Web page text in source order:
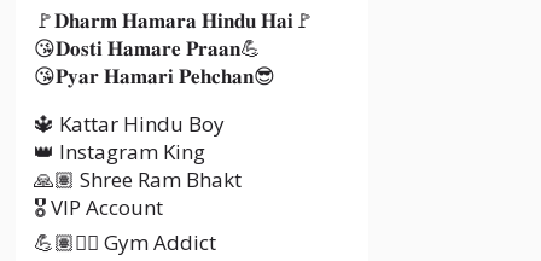
🚩𝐃𝐡𝐚𝐫𝐦 𝐇𝐚𝐦𝐚𝐫𝐚 𝐇𝐢𝐧𝐝𝐮 𝐇𝐚𝐢🚩
😘𝐃𝐨𝐬𝐭𝐢 𝐇𝐚𝐦𝐚𝐫𝐞 𝐏𝐫𝐚𝐚𝐧💪
😘𝐏𝐲𝐚𝐫 𝐇𝐚𝐦𝐚𝐫𝐢 𝐏𝐞𝐡𝐜𝐡𝐚𝐧😎
🔱 Kattar Hindu Boy
👑 Instagram King
🙏🏽 Shree Ram Bhakt
🎖️ VIP Account
💪🏽🏋️‍♂️ Gym Addict